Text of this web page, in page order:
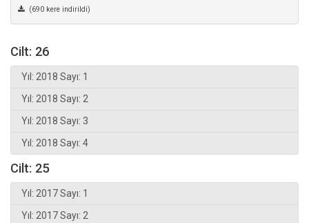
(690 kere indirildi)
Cilt: 26
Yıl: 2018 Sayı: 1
Yıl: 2018 Sayı: 2
Yıl: 2018 Sayı: 3
Yıl: 2018 Sayı: 4
Cilt: 25
Yıl: 2017 Sayı: 1
Yıl: 2017 Sayı: 2